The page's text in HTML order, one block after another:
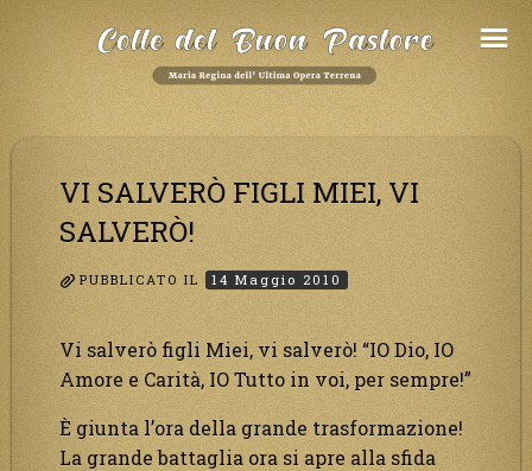
VI SALVERÒ FIGLI MIEI, VI
SALVERÒ!
PUBBLICATO IL 14 Maggio 2010
Vi salverò figli Miei, vi salverò! “IO Dio, IO
Amore e Carità, IO Tutto in voi, per sempre!”
È giunta l’ora della grande trasformazione!
La grande battaglia ora si apre alla sfida